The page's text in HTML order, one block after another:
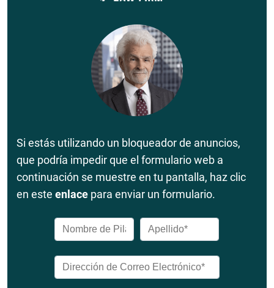
Si estás utilizando un bloqueador de anuncios,
que podría impedir que el formulario web a
continuación se muestre en tu pantalla, haz clic
en este enlace para enviar un formulario.